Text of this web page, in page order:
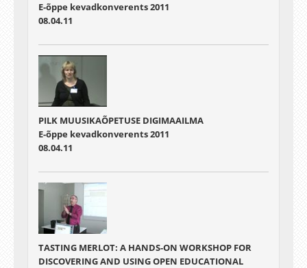
E-õppe kevadkonverents 2011
08.04.11
PILK MUUSIKAÕPETUSE DIGIMAAILMA
E-õppe kevadkonverents 2011
08.04.11
TASTING MERLOT: A HANDS-ON WORKSHOP FOR
DISCOVERING AND USING OPEN EDUCATIONAL